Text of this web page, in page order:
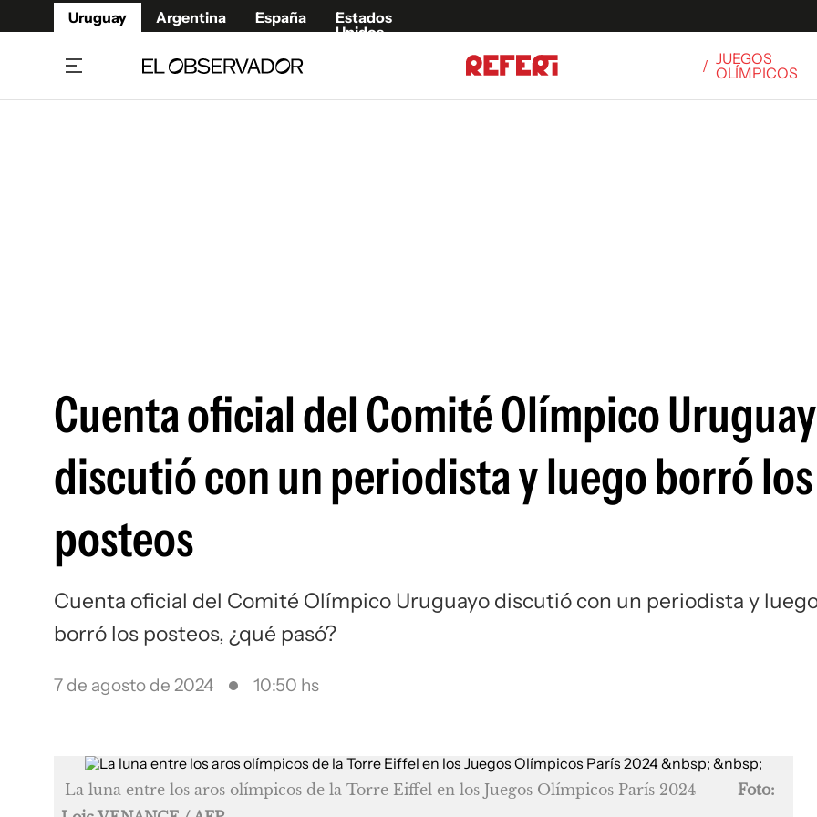
Uruguay Argentina España
Estados
Unidos
/ JUEGOS
OLÍMPICOS
Cuenta oficial del Comité Olímpico
discutió con un periodista y luego borró los
posteos
Cuenta oficial del Comité Olímpico Uruguayo discutió con un periodista y
borró los posteos, ¿qué pasó?
7 de agosto de 2024 10:50 hs
La luna entre los aros olímpicos de la Torre Eiffel en los Juegos Olímpicos París 2024
Foto: